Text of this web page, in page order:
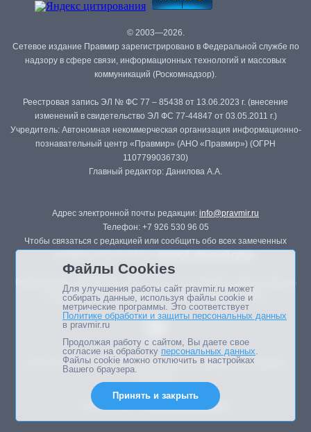
© 2003—2026.
Сетевое издание Правмир зарегистрировано в Федеральной службе по
надзору в сфере связи, информационных технологий и массовых
коммуникаций (Роскомнадзор).
Реестровая запись ЭЛ № ФС 77 – 85438 от 13.06.2023 г. (внесение
изменений в свидетельство ЭЛ ФС 77-44847 от 03.05.2011 г.)
Учредитель: Автономная некоммерческая организация информационно-
познавательный центр «Правмир» (АНО «Правмир») (ОГРН
1107799036730)
Главный редактор: Данилова А.А.
Адрес электронной почты редакции: info@pravmir.ru
Телефон: +7 926 530 96 05
Чтобы связаться с редакцией или сообщить обо всех замеченных
Републикация материалов сайта в печатных изданиях (книгах, прессе)
возможна только с письменного разрешения редакции.
Мнение авторов статей портала может не совпадать с позицией
Дизайн сайта -
Файлы Cookies
Для улучшения работы сайт pravmir.ru может
собирать данные, используя файлы cookie и
метрические программы. Это соответствует
Политике обработки и защиты персональных данных
в pravmir.ru
Продолжая работу с сайтом, Вы даете свое
согласие на обработку персональных данных.
Файлы cookie можно отключить в настройках
Вашего браузера.
Принять и закрыть